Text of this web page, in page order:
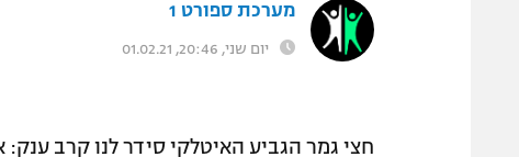
מערכת ספורט 1
יום שני, 20:46, 01.02.21
חצי גמר הגביע האיטלקי סידר לנו קרב